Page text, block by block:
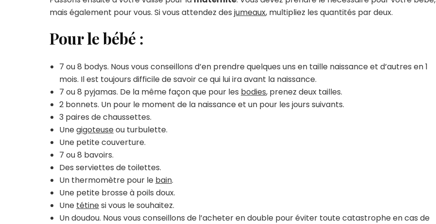
mais également pour vous. Si vous attendez des jumeaux, multipliez les quantités par deux.
Pour le bébé :
7 ou 8 bodys. Nous vous conseillons d’en prendre quelques uns en taille naissance et d’autres en 1
mois. Il est toujours difficile de savoir ce qui lui ira avant la naissance.
7 ou 8 pyjamas. De la même façon que pour les bodies, prenez deux tailles.
2 bonnets. Un pour le moment de la naissance et un pour les jours suivants.
3 paires de chaussettes.
Unegigoteuseou turbulette.
Une petite couverture.
7 ou 8 bavoirs.
Des serviettes de toilettes.
Un thermomètre pour le bain.
Une petite brosse à poils doux.
Une tétinesi vous le souhaitez.
Un doudou. Nous vous conseillons de l’acheter en double pour éviter toute catastrophe en cas de